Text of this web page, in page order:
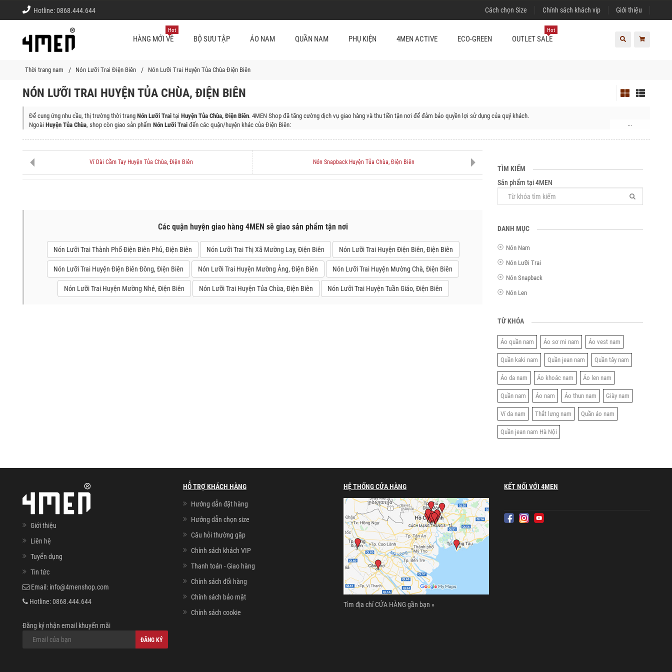
Hotline:0868.444.644 Cách chọn Size Chính sách khách vip Giới thiệu
HÀNG MỚI VỀ
Hot
BỘ SƯU TẬP ÁO NAM QUẦN NAM PHỤ KIỆN 4MEN ACTIVE ECO-GREEN OUTLET SALE
Hot
Thời trang nam Nón Lưỡi Trai Điện Biên Nón Lưỡi Trai Huyện Tủa Chùa Điện Biên
NÓN LƯỠI TRAI HUYỆN TỦA CHÙA, ĐIỆN BIÊN
Để cung ứng nhu cầu, thị trường thời trang Nón Lưỡi Traitại Huyện Tủa Chùa, Điện Biên. 4MEN Shop đã tăng cường dịch vụ giao hàng và thu tiền tận nơi để đảm bảo quyền lợi sử dụng của quý khách.
Ngoài Huyện Tủa Chùa, shop còn giao sản phẩm Nón Lưỡi Traiđến các quận/huyện khác của Điện Biên:
...
Ví Dài Cầm Tay Huyện Tủa Chùa, Điện Biên Nón Snapback Huyện Tủa Chùa, Điện Biên
Các quận huyện giao hàng 4MEN sẽ giao sản phẩm tận nơi
Nón Lưỡi Trai Thành Phố Điện Biên Phủ, Điện Biên Nón Lưỡi Trai Thị Xã Mường Lay, Điện Biên Nón Lưỡi Trai Huyện Điện Biên, Điện Biên
Nón Lưỡi Trai Huyện Điện Biên Đông, Điện Biên Nón Lưỡi Trai Huyện Mường Ảng, Điện Biên Nón Lưỡi Trai Huyện Mường Chà, Điện Biên
Nón Lưỡi Trai Huyện Mường Nhé, Điện Biên Nón Lưỡi Trai Huyện Tủa Chùa, Điện Biên Nón Lưỡi Trai Huyện Tuần Giáo, Điện Biên
TÌM KIẾM
Sản phẩm tại 4MEN
DANH MỤC
Nón Nam
Nón Lưỡi Trai
Nón Snapback
Nón Len
TỪ KHÓA
Áo quần nam Áo sơ mi nam Áo vest nam
Quần kaki nam Quần jean nam Quần tây nam
Áo da nam Áo khoác nam Áo len nam
Quần nam Áo nam Áo thun nam Giày nam
Ví da nam Thắt lưng nam Quần áo nam
Quần jean nam Hà Nội
Giới thiệu
Liên hệ
Tuyển dụng
Tin tức
Email: info@4menshop.com
Hotline:0868.444.644
Đăng ký nhận email khuyến mãi
ĐĂNG KÝ
HỖ TRỢ KHÁCH HÀNG
Hướng dẫn đặt hàng
Hướng dẫn chọn size
Câu hỏi thường gặp
Chính sách khách VIP
Thanh toán - Giao hàng
Chính sách đổi hàng
Chính sách bảo mật
Chính sách cookie
HỆ THỐNG CỬA HÀNG
Tìm địa chỉ CỬA HÀNG gần bạn »
KẾT NỐI VỚI 4MEN